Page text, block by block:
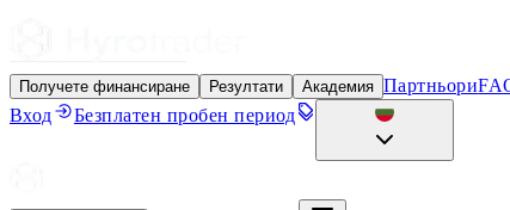
Получете финансиране Резултати Академия Партньори
Вход Безплатен пробен период